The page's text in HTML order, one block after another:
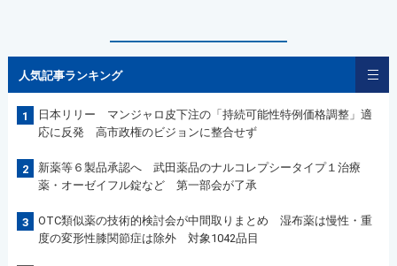
人気記事ランキング
1
日本リリー マンジャロ皮下注の「持続可能性特例価格調整」適
応に反発 高市政権のビジョンに整合せず
2
新薬等６製品承認へ 武田薬品のナルコレプシータイプ１治療
薬・オーゼイフル錠など 第一部会が了承
3
OTC類似薬の技術的検討会が中間取りまとめ 湿布薬は慢性・重
度の変形性膝関節症は除外 対象1042品目